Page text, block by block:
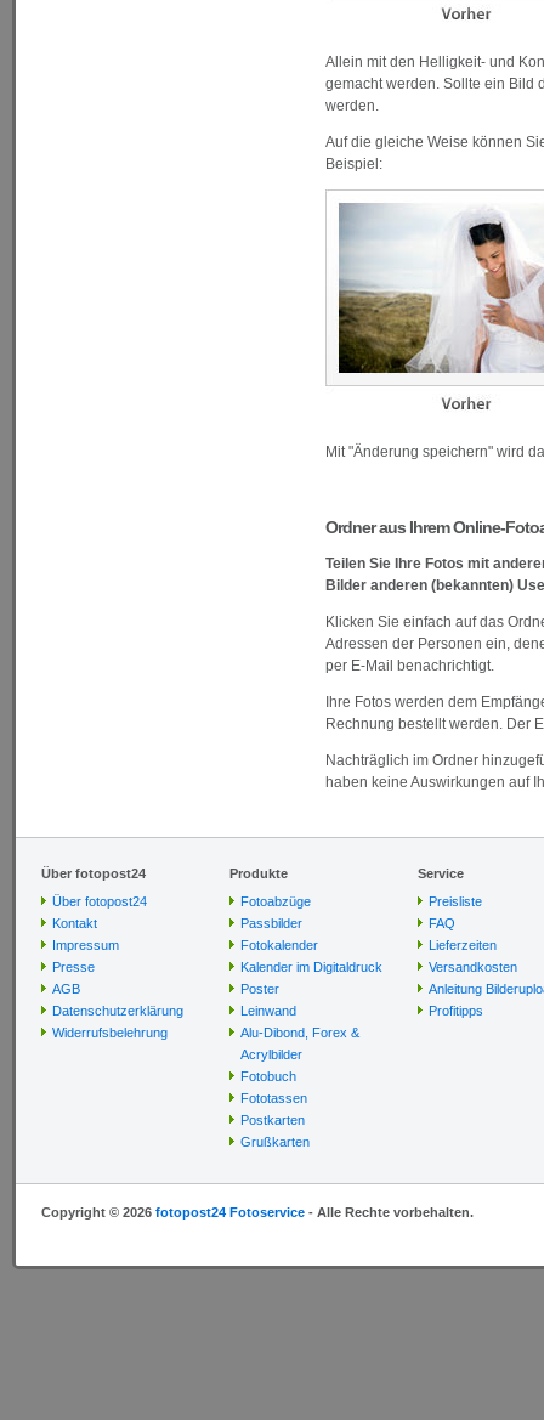
Allein mit den Helligkeit- und
gemacht werden. Sollte ein Bild
werden.
Auf die gleiche Weise können
Beispiel:
Mit "Änderung speichern" wird
Ordner aus Ihrem Online-
Teilen Sie Ihre Fotos mit
Bilder anderen (bekannten)
Klicken Sie einfach auf das
Adressen der Personen ein,
per E-Mail benachrichtigt.
Ihre Fotos werden dem
Rechnung bestellt werden. Der
Nachträglich im Ordner
haben keine Auswirkungen auf
Über fotopost24
Über fotopost24
Kontakt
Impressum
Presse
AGB
Datenschutzerklärung
Widerrufsbelehrung
Produkte
Fotoabzüge
Passbilder
Fotokalender
Kalender im Digitaldruck
Poster
Leinwand
Alu-Dibond, Forex &
Acrylbilder
Fotobuch
Fototassen
Postkarten
Grußkarten
Service
Preisliste
FAQ
Lieferzeiten
Versandkosten
Anleitung
Profitipps
Copyright © 2026 fotopost24 Fotoservice - Alle Rechte vorbehalten.